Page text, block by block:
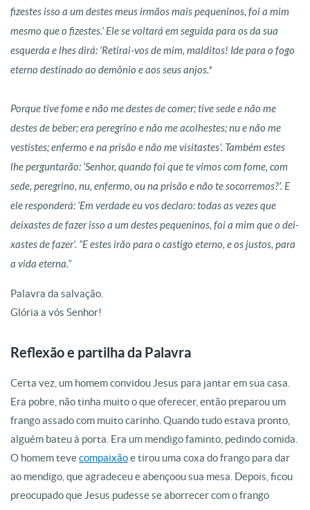
fizestes isso a um destes meus irmãos mais pequeninos, foi a mim
mesmo que o fizestes.’Ele se voltará em seguida para os da sua
esquerda e lhes dirá: ‘Retirai-vos de mim, malditos! Ide para o fogo
eterno destinado ao demônio e aos seus anjos.*
Porque tive fome e não me destes de comer; tive sede e não me
destes de beber;era peregrino e não me acolhes­tes; nu e não me
vestistes; enfermo e na prisão e não me visitastes’. Também estes
lhe perguntarão: ‘Senhor, quando foi que te vimos com fome, com
sede, peregrino, nu, enfermo, ou na prisão e não te socorremos?’. E
ele responderá: ‘Em verdade eu vos declaro: todas as vezes que
deixastes de fazer isso a um destes peque­ninos, foi a mim que o dei­
xastes de fazer’. “E estes irão para o castigo eterno, e os justos, para
a vida eterna.”
Palavra da salvação.
Glória a vós Senhor!
Reflexão e partilha da Palavra
Certa vez, um homem convidou Jesus para jantar em sua casa.
Era pobre, não tinha muito o que oferecer, então preparou um
frango assado com muito carinho. Quando tudo estava pronto,
alguém bateu à porta. Era um mendigo faminto, pedindo comida.
O homem tevecompaixãoe tirou uma coxa do frango para dar
ao mendigo, que agradeceu e abençoou sua mesa. Depois, ficou
preocupado que Jesus pudesse se aborrecer com o frango